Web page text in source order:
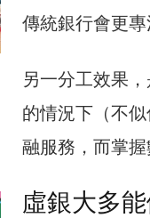
傳統銀行會更
另一分工效果
的情況下（不
融服務，而掌
虛銀大多